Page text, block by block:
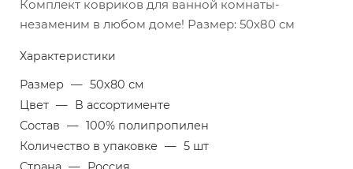
Комплект ковриков для ванной комнаты-
незаменим в любом доме! Размер: 50х80 см
Характеристики
Размер — 50х80 см
Цвет — В ассортименте
Состав — 100% полипропилен
Количество в упаковке — 5 шт